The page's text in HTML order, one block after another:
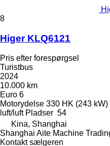
8
Higer KLQ6121
Pris efter forespørgsel
Turistbus
2024
10.000 km
Euro 6
Motorydelse 330 HK (243 kW)
luft/luft Pladser 54
Kina, Shanghai
Shanghai Aite Machine
Kontakt sælgeren